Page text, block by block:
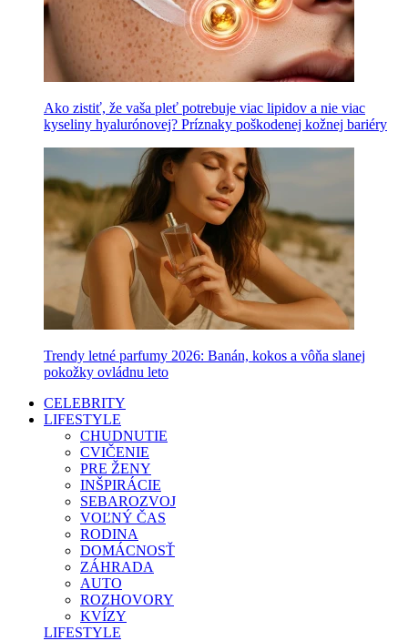
Ako zistiť, že vaša pleť potrebuje viac lipidov a nie viac
kyseliny hyalurónovej? Príznaky poškodenej kožnej bariéry
Trendy letné parfumy 2026: Banán, kokos a vôňa slanej
pokožky ovládnu leto
CELEBRITY
LIFESTYLE
CHUDNUTIE
CVIČENIE
PRE ŽENY
INŠPIRÁCIE
SEBAROZVOJ
VOĽNÝ ČAS
RODINA
DOMÁCNOSŤ
ZÁHRADA
AUTO
ROZHOVORY
KVÍZY
LIFESTYLE